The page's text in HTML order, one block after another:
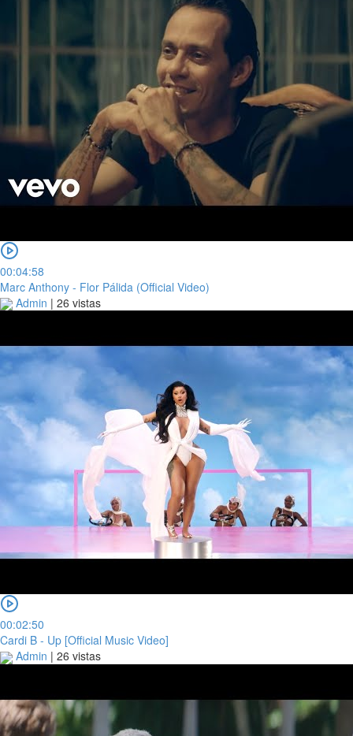
00:04:58
Marc Anthony - Flor Pálida (Official Video)
Admin | 26 vistas
00:02:50
Cardi B - Up [Official Music Video]
Admin | 26 vistas